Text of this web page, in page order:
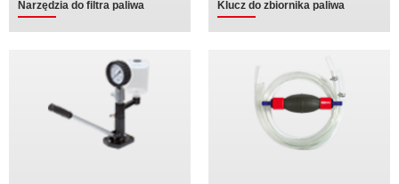
Narzędzia do filtra paliwa Klucz do zbiornika paliwa